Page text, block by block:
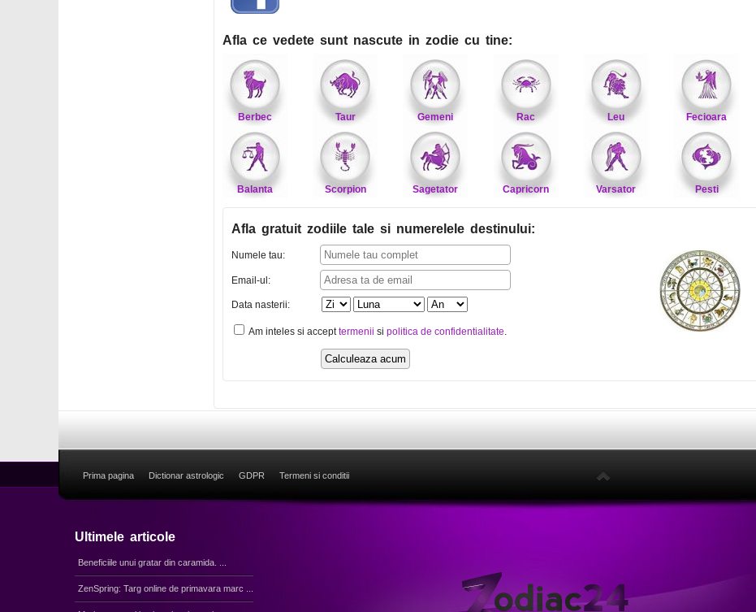
Afla ce vedete sunt nascute in zodie cu tine:
Berbec Taur Gemeni Rac Leu Fecioara
Balanta Scorpion Sagetator Capricorn Varsator Pesti
Afla gratuit zodiile tale si numerelele destinului:
Numele tau:
Email-ul:
Data nasterii:
Am inteles si accepttermenii si politica de confidentialitate.
Prima pagina Dictionar astrologic GDPR Termeni si conditii
Ultimele articole
Beneficiile unui gratar din caramida. ...
ZenSpring: Targ online de primavara marc ...